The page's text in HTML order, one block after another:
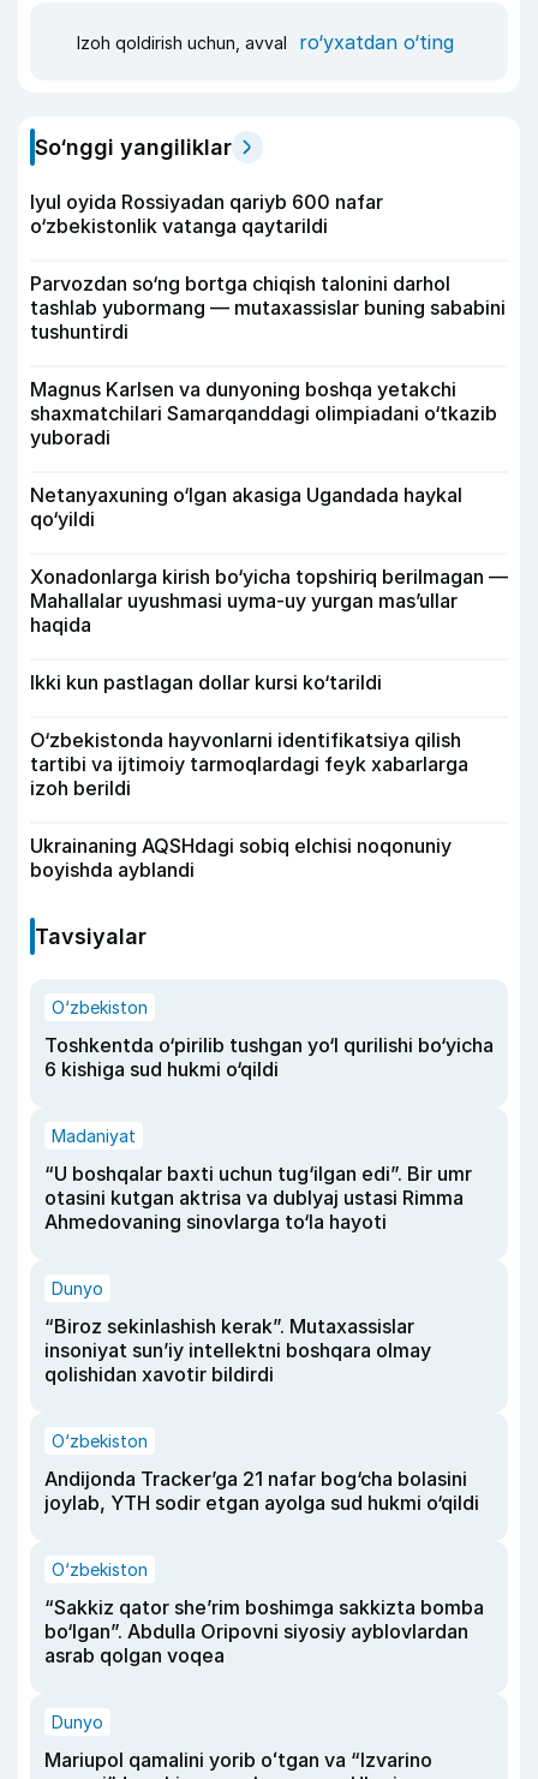
Izoh qoldirish uchun, avval ro‘yxatdan o‘ting
So‘nggi yangiliklar
Iyul oyida Rossiyadan qariyb 600 nafar
o‘zbekistonlik vatanga qaytarildi
Parvozdan so‘ng bortga chiqish talonini darhol
tashlab yubormang — mutaxassislar buning sababini
tushuntirdi
Magnus Karlsen va dunyoning boshqa yetakchi
shaxmatchilari Samarqanddagi olimpiadani o‘tkazib
yuboradi
Netanyaxuning o‘lgan akasiga Ugandada haykal
qo‘yildi
Xonadonlarga kirish bo‘yicha topshiriq berilmagan —
Mahallalar uyushmasi uyma-uy yurgan mas’ullar
haqida
Ikki kun pastlagan dollar kursi ko‘tarildi
O‘zbekistonda hayvonlarni identifikatsiya qilish
tartibi va ijtimoiy tarmoqlardagi feyk xabarlarga
izoh berildi
Ukrainaning AQSHdagi sobiq elchisi noqonuniy
boyishda ayblandi
Tavsiyalar
O‘zbekiston
Toshkentda o‘pirilib tushgan yo‘l qurilishi bo‘yicha
6 kishiga sud hukmi o‘qildi
Madaniyat
“U boshqalar baxti uchun tug‘ilgan edi”. Bir umr
otasini kutgan aktrisa va dublyaj ustasi Rimma
Ahmedovaning sinovlarga to‘la hayoti
Dunyo
“Biroz sekinlashish kerak”. Mutaxassislar
insoniyat sun’iy intellektni boshqara olmay
qolishidan xavotir bildirdi
O‘zbekiston
Andijonda Tracker’ga 21 nafar bog‘cha bolasini
joylab, YTH sodir etgan ayolga sud hukmi o‘qildi
O‘zbekiston
“Sakkiz qator she’rim boshimga sakkizta bomba
bo‘lgan”. Abdulla Oripovni siyosiy ayblovlardan
asrab qolgan voqea
Dunyo
Mariupol qamalini yorib oʻtgan va “Izvarino